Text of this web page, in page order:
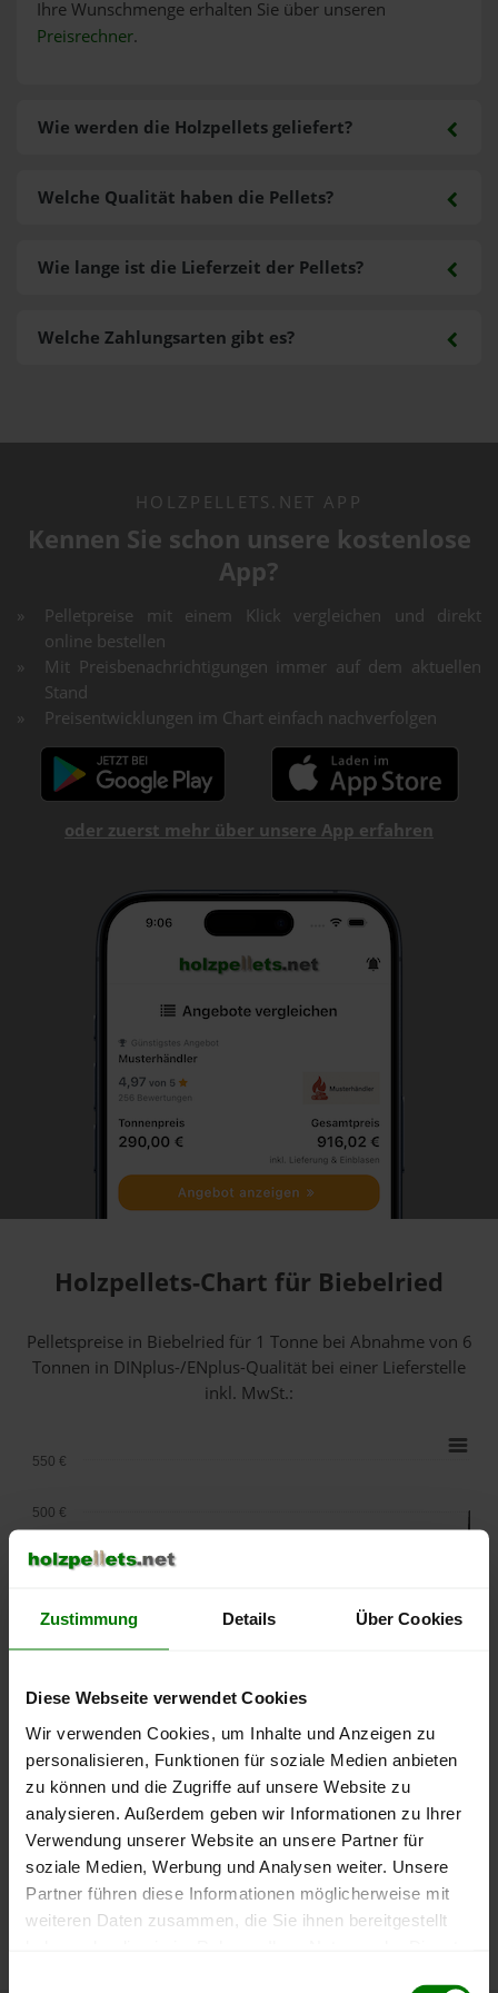
Zustimmung Details Über Cookies
Diese Webseite verwendet Cookies
Wir verwenden Cookies, um Inhalte und Anzeigen zu
personalisieren, Funktionen für soziale Medien anbieten
zu können und die Zugriffe auf unsere Website zu
analysieren. Außerdem geben wir Informationen zu Ihrer
Verwendung unserer Website an unsere Partner für
soziale Medien, Werbung und Analysen weiter. Unsere
Partner führen diese Informationen möglicherweise mit
weiteren Daten zusammen, die Sie ihnen bereitgestellt
Ihre Wunschmenge erhalten Sie über unseren
Preisrechner.
Wie werden die Holzpellets geliefert?
Welche Zahlungsarten gibt es?
Welche Qualität haben die Pellets?
Wie lange ist die Lieferzeit der Pellets?
HOLZPELLETS.NET APP
Kennen Sie schon unsere kostenlose
App?
Pelletpreise mit einem Klick vergleichen und direkt
online bestellen
Mit Preisbenachrichtigungen immer auf dem aktuellen
Stand
Preisentwicklungen im Chart einfach nachverfolgen
oder zuerst mehr über unsere App erfahren
Holzpellets-Chart für Biebelried
Pelletspreise in Biebelried für 1 Tonne bei Abnahmevon 6
Tonnen in DINplus-/ENplus-Qualität bei einer Lieferstelle
inkl. MwSt.:
lose Ware Sackware
September
Januar
Mai
250 €
400 €
450 €
500 €
550 €
Die aktuelle Preisentwicklung für Holzpellets in Deutschland
können Sie jederzeit auf unsererPelletspreise-Seite
nachvollziehen.